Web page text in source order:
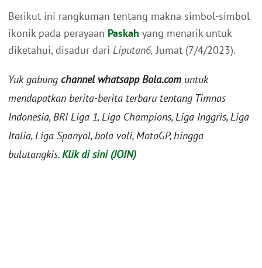
Berikut ini rangkuman tentang makna simbol-simbol
ikonik pada perayaan Paskah yang menarik untuk
diketahui, disadur dari Liputan6, Jumat (7/4/2023).
Yuk gabung channel whatsapp Bola.com untuk
mendapatkan berita-berita terbaru tentang Timnas
Indonesia, BRI Liga 1, Liga Champions, Liga Inggris, Liga
Italia, Liga Spanyol, bola voli, MotoGP, hingga
bulutangkis.Klik di sini (JOIN)